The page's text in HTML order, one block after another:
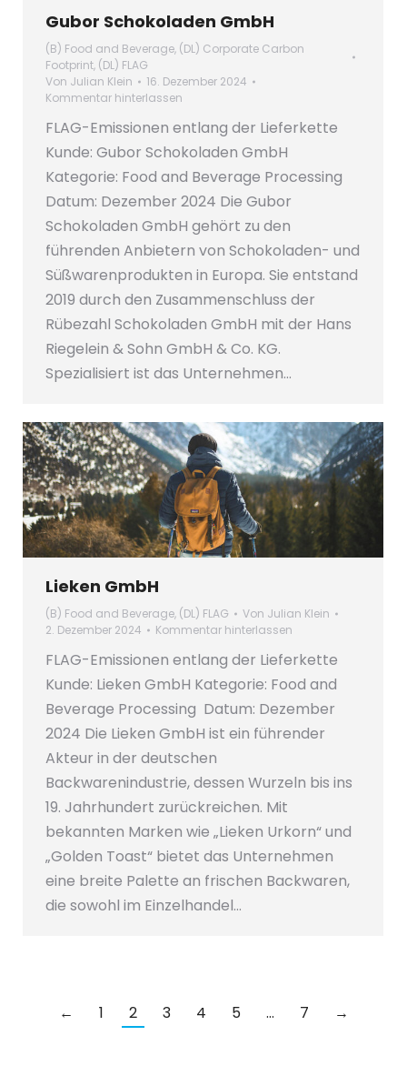
Gubor Schokoladen GmbH
(B) Food and Beverage, (DL) Corporate Carbon
Footprint, (DL) FLAG
Von Julian Klein
16. Dezember 2024
Kommentar hinterlassen
FLAG-Emissionen entlang der Lieferkette
Kunde: Gubor Schokoladen GmbH
Kategorie: Food and Beverage Processing
Datum: Dezember 2024 Die Gubor
Schokoladen GmbH gehört zu den
führenden Anbietern von Schokoladen- und
Süßwarenprodukten in Europa. Sie entstand
2019 durch den Zusammenschluss der
Rübezahl Schokoladen GmbH mit der Hans
Riegelein & Sohn GmbH & Co. KG.
Spezialisiert ist das Unternehmen…
Lieken GmbH
(B) Food and Beverage, (DL) FLAG Von Julian Klein
2. Dezember 2024
Kommentar hinterlassen
FLAG-Emissionen entlang der Lieferkette
Kunde: Lieken GmbH Kategorie: Food and
Beverage Processing Datum: Dezember
2024 Die Lieken GmbH ist ein führender
Akteur in der deutschen
Backwarenindustrie, dessen Wurzeln bis ins
19. Jahrhundert zurückreichen. Mit
bekannten Marken wie „Lieken Urkorn“ und
„Golden Toast“ bietet das Unternehmen
eine breite Palette an frischen Backwaren,
die sowohl im Einzelhandel…
← 1 2 3 4 5 … 7 →